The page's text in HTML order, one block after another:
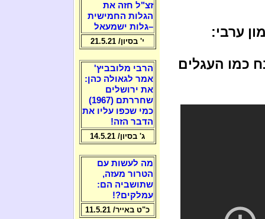
ערבי:
כמו העגלים
זצ"ל חזה את
הגלות החמישית
–גלות ישמעאל
י' בסיון/ 21.5.21
הרבי מלובביץ'
אמר לגאולה כהן:
את ירושלים
שחררתם (1967)
כמי שכפו עליו את
הדבר הזה!
ג' בסיון/ 14.5.21
מה לעשות עם
הטרור מעזה,
שתושביה הם:
עמלקים?!
כ"ט באייר/ 11.5.21